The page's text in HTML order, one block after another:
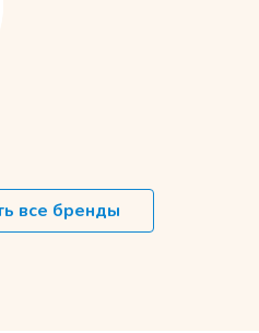
все бренды